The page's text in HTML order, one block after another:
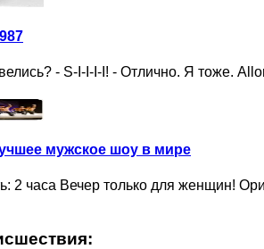
- S-I-I-I-I! - Отлично. Я тоже.
мужское шоу в мире
2 часа Вечер только для женщин!